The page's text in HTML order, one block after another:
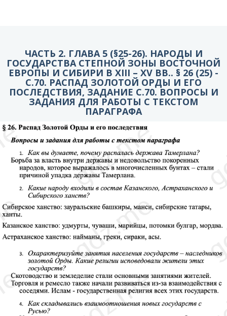
ЧАСТЬ 2. ГЛАВА 5 (§25-26). НАРОДЫ И
ГОСУДАРСТВА СТЕПНОЙ ЗОНЫ ВОСТОЧНОЙ
ЕВРОПЫ И СИБИРИ В XIII – XV ВВ.. § 26 (25) -
C.70. РАСПАД ЗОЛОТОЙ ОРДЫ И ЕГО
ПОСЛЕДСТВИЯ, ЗАДАНИЕ С.70. ВОПРОСЫ И
ЗАДАНИЯ ДЛЯ РАБОТЫ С ТЕКСТОМ
ПАРАГРАФА